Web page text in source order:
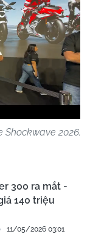
2026.
300 ra mắt -
140 triệu
11/05/2026 03:01